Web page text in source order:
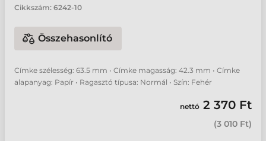
Cikkszám: 6242-10
Összehasonlító
Címke szélesség: 63.5 mm • Címke magasság: 42.3 mm • Címke
alapanyag: Papír • Ragasztó típusa: Normál • Szín: Fehér
nettó 2 370 Ft
(3 010 Ft)